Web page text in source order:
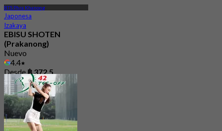
BTS Phra Khanong
Japonesa
Izakaya
EBISU SHOTEN
(Prakanong)
Nuevo
4.4
Desde ฿ 372.5